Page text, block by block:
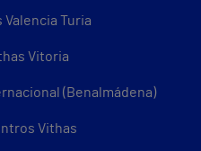
Valencia Turia
Vitoria
(Benalmádena)
Vithas